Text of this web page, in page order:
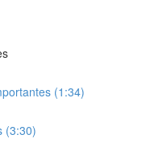
(1:34)
(3:30)